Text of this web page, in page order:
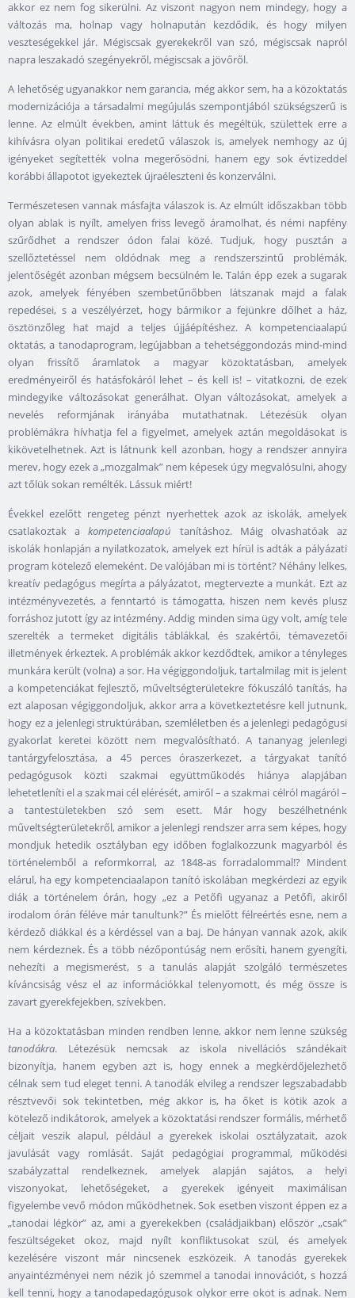
akkor ez nem fog sikerülni. Az viszont nagyon nem mindegy, hogy a
változás ma, holnap vagy holnapután kezdődik, és hogy milyen
veszteségekkel jár. Mégiscsak gyerekekről van szó, mégiscsak napról
napra leszakadó szegényekről, mégiscsak a jövőről.
A lehetőség ugyanakkor nem garancia, még akkor sem, ha a közoktatás
modernizációja a társadalmi megújulás szempontjából szükségszerű is
lenne. Az elmúlt években, amint láttuk és megéltük, születtek erre a
kihívásra olyan politikai eredetű válaszok is, amelyek nemhogy az új
igényeket segítették volna megerősödni, hanem egy sok évtizeddel
korábbi állapotot igyekeztek újraéleszteni és konzerválni.
Természetesen vannak másfajta válaszok is. Az elmúlt időszakban több
olyan ablak is nyílt, amelyen friss levegő áramolhat, és némi napfény
szűrődhet a rendszer ódon falai közé. Tudjuk, hogy pusztán a
szellőztetéssel nem oldódnak meg a rendszerszintű problémák,
jelentőségét azonban mégsem becsülném le. Talán épp ezek a sugarak
azok, amelyek fényében szembetűnőbben látszanak majd a falak
repedései, s a veszélyérzet, hogy bármikor a fejünkre dőlhet a ház,
ösztönzőleg hat majd a teljes újjáépítéshez. A kompetenciaalapú
oktatás, a tanodaprogram, legújabban a tehetséggondozás mind-mind
olyan frissítő áramlatok a magyar közoktatásban, amelyek
eredményeiről és hatásfokáról lehet – és kell is! – vitatkozni, de ezek
mindegyike változásokat generálhat. Olyan változásokat, amelyek a
nevelés reformjának irányába mutathatnak. Létezésük olyan
problémákra hívhatja fel a figyelmet, amelyek aztán megoldásokat is
kikövetelhetnek. Azt is látnunk kell azonban, hogy a rendszer annyira
merev, hogy ezek a „mozgalmak” nem képesek úgy megvalósulni, ahogy
azt tőlük sokan remélték. Lássuk miért!
Évekkel ezelőtt rengeteg pénzt nyerhettek azok az iskolák, amelyek
csatlakoztak akompetenciaalapú tanításhoz. Máig olvashatóak az
iskolák honlapján a nyilatkozatok, amelyek ezt hírül is adták a pályázati
program kötelező elemeként. De valójában mi is történt? Néhány lelkes,
kreatív pedagógus megírta a pályázatot, megtervezte a munkát. Ezt az
intézményvezetés, a fenntartó is támogatta, hiszen nem kevés plusz
forráshoz jutott így az intézmény. Addig minden sima ügy volt, amíg tele
szerelték a termeket digitális táblákkal, és szakértői, témavezetői
illetmények érkeztek. A problémák akkor kezdődtek, amikor a tényleges
munkára került (volna) a sor. Ha végiggondoljuk, tartalmilag mit is jelent
a kompetenciákat fejlesztő, műveltségterületekre fókuszáló tanítás, ha
ezt alaposan végiggondoljuk, akkor arra a következtetésre kell jutnunk,
hogy ez a jelenlegi struktúrában, szemléletben és a jelenlegi pedagógusi
gyakorlat keretei között nem megvalósítható. A tananyag jelenlegi
tantárgyfelosztása, a 45 perces óraszerkezet, a tárgyakat tanító
pedagógusok közti szakmai együttműködés hiánya alapjában
lehetetleníti el a szakmai cél elérését, amiről – a szakmai célról magáról –
a tantestületekben szó sem esett. Már hogy beszélhetnénk
műveltségterületekről, amikor a jelenlegi rendszer arra sem képes, hogy
mondjuk hetedik osztályban egy időben foglalkozzunk magyarból és
történelemből a reformkorral, az 1848-as forradalommal!? Mindent
elárul, ha egy kompetenciaalapon tanító iskolában megkérdezi az egyik
diák a történelem órán, hogy „ez a Petőfi ugyanaz a Petőfi, akiről
irodalom órán féléve már tanultunk?” És mielőtt félreértés esne, nem a
kérdező diákkal és a kérdéssel van a baj. De hányan vannak azok, akik
nem kérdeznek. És a több nézőpontúság nem erősíti, hanem gyengíti,
nehezíti a megismerést, s a tanulás alapját szolgáló természetes
kíváncsiság vész el az információkkal telenyomott, és még össze is
zavart gyerekfejekben, szívekben.
Ha a közoktatásban minden rendben lenne, akkor nem lenne szükség
tanodákra. Létezésük nemcsak az iskola nivellációs szándékait
bizonyítja, hanem egyben azt is, hogy ennek a megkérdőjelezhető
célnak sem tud eleget tenni. A tanodák elvileg a rendszer legszabadabb
résztvevői sok tekintetben, még akkor is, ha őket is kötik azok a
kötelező indikátorok, amelyek a közoktatási rendszer formális, mérhető
céljait veszik alapul, például a gyerekek iskolai osztályzatait, azok
javulását vagy romlását. Saját pedagógiai programmal, működési
szabályzattal rendelkeznek, amelyek alapján sajátos, a helyi
viszonyokat, lehetőségeket, a gyerekek igényeit maximálisan
figyelembe vevő módon működhetnek. Sok esetben viszont éppen ez a
„tanodai légkör” az, ami a gyerekekben (családjaikban) először „csak”
feszültségeket okoz, majd nyílt konfliktusokat szül, és amelyek
kezelésére viszont már nincsenek eszközeik. A tanodás gyerekek
anyaintézményei nem nézik jó szemmel a tanodai innovációt, s hozzá
kell tenni, hogy a tanodapedagógusok olykor erre okot is adnak. Nem